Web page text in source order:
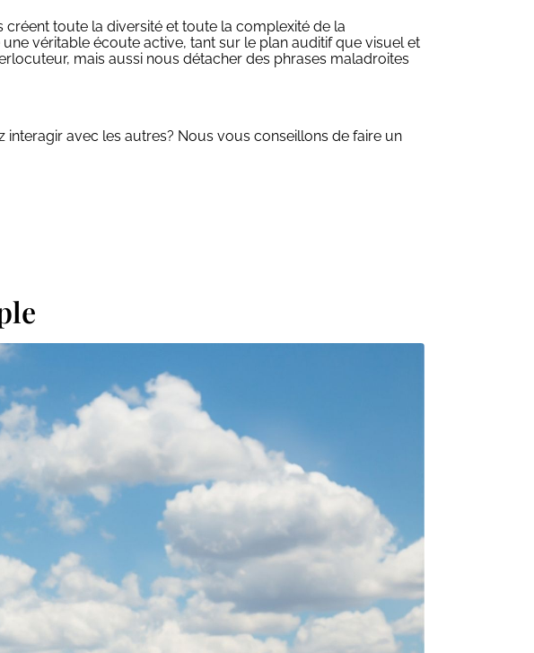
toute la diversité et toute la complexité de la
véritable écoute active, tant sur le plan auditif que visuel et
mais aussi nous détacher des phrases maladroites
avec les autres? Nous vous conseillons de faire un